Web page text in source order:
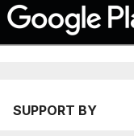
SUPPORT BY